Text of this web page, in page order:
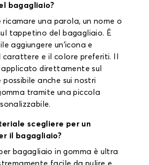
bagagliaio?
ricamare una parola, un nome o
tappetino del bagagliaio. È
aggiungere un'icona e
carattere e il colore preferiti. Il
direttamente sul
anche sui nostri
tramite una piccola
scegliere per un
il bagagliaio?
bagagliaio in gomma è ultra